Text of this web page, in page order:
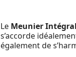
Le Meunier
s’accorde
également de